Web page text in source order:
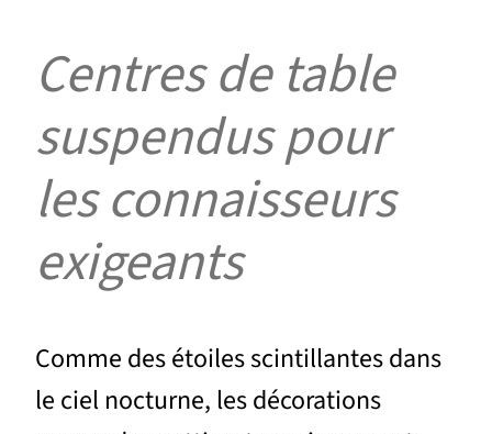
Centres de table
suspendus pour
les connaisseurs
exigeants
Comme des étoiles scintillantes dans
le ciel nocturne, les décorations